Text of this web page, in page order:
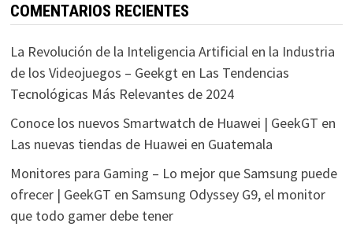
COMENTARIOS RECIENTES
La Revolución de la Inteligencia Artificial en la Industria
de los Videojuegos – Geekgt en Las Tendencias
Tecnológicas Más Relevantes de 2024
Conoce los nuevos Smartwatch de Huawei | GeekGT en
Las nuevas tiendas de Huawei en Guatemala
Monitores para Gaming – Lo mejor que Samsung puede
ofrecer | GeekGT en Samsung Odyssey G9, el monitor
que todo gamer debe tener